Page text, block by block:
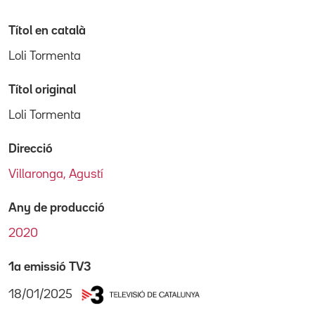
Títol en català
Loli Tormenta
Títol original
Loli Tormenta
Direcció
Villaronga, Agustí
Any de producció
2020
1a emissió TV3
18/01/2025